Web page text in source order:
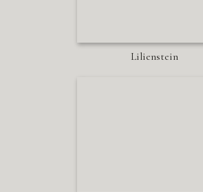
Lilienstein